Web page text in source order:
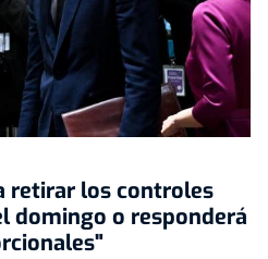
retirar los controles
domingo o responderá